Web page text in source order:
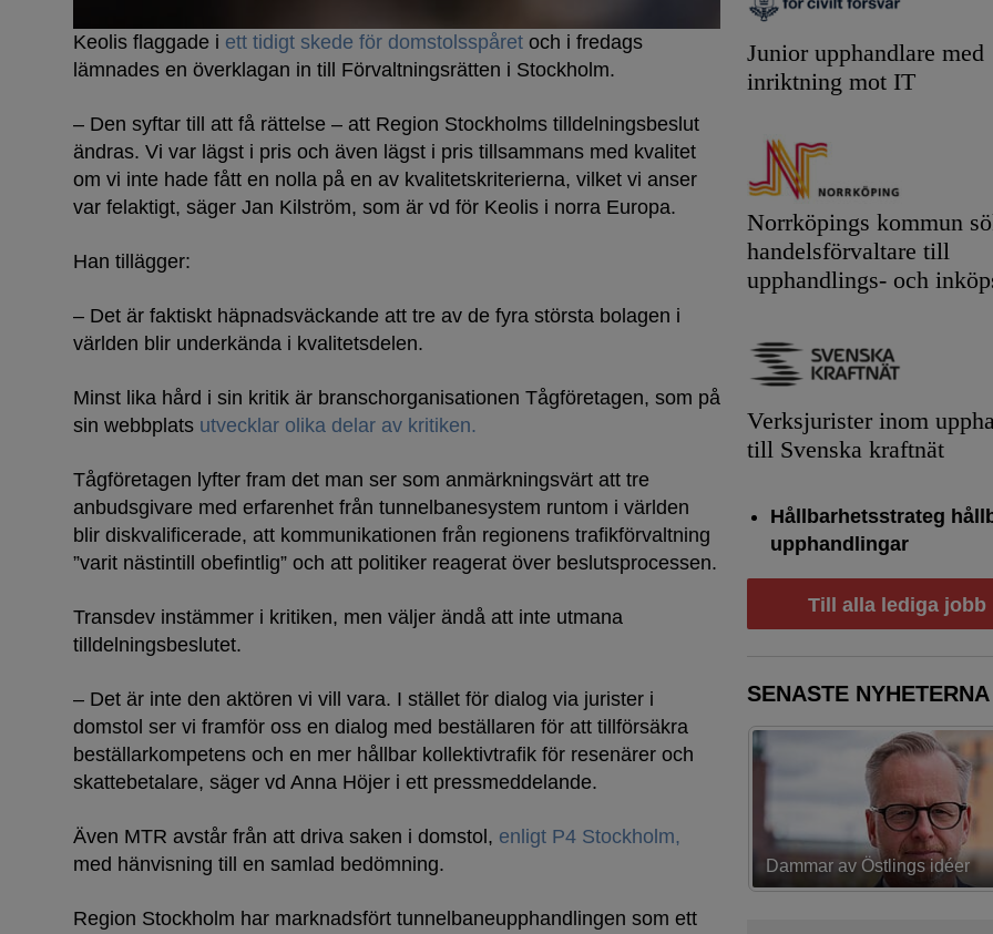
Keolis flaggade i ett tidigt skede för domstolsspåret och i fredags
lämnades en överklagan in till Förvaltningsrätten i Stockholm.
– Den syftar till att få rättelse – att Region Stockholms tilldelningsbeslut
ändras. Vi var lägst i pris och även lägst i pris tillsammans med kvalitet
om vi inte hade fått en nolla på en av kvalitetskriterierna, vilket vi anser
var felaktigt, säger Jan Kilström, som är vd för Keolis i norra Europa.
Han tillägger:
– Det är faktiskt häpnadsväckande att tre av de fyra största bolagen i
världen blir underkända i kvalitetsdelen.
Minst lika hård i sin kritik är branschorganisationen Tågföretagen, som på
sin webbplats utvecklar olika delar av kritiken.
Tågföretagen lyfter fram det man ser som anmärkningsvärt att tre
anbudsgivare med erfarenhet från tunnelbanesystem runtom i världen
blir diskvalificerade, att kommunikationen från regionens trafikförvaltning
”varit nästintill obefintlig” och att politiker reagerat över beslutsprocessen.
Transdev instämmer i kritiken, men väljer ändå att inte utmana
tilldelningsbeslutet.
– Det är inte den aktören vi vill vara. I stället för dialog via jurister i
domstol ser vi framför oss en dialog med beställaren för att tillförsäkra
beställarkompetens och en mer hållbar kollektivtrafik för resenärer och
skattebetalare, säger vd Anna Höjer i ett pressmeddelande.
Även MTR avstår från att driva saken i domstol, enligt P4 Stockholm,
med hänvisning till en samlad bedömning.
Region Stockholm har marknadsfört tunnelbaneupphandlingen som ett
Junior upphandlare med
inriktning mot IT
Norrköpings kommun
handelsförvaltare till
upphandlings- och
Verksjurister inom
till Svenska kraftnät
Hållbarhetsstrateg
upphandlingar
Till alla lediga jobb
SENASTE NYHETERNA
Dammar av Östlings idéer Första strategin spikad